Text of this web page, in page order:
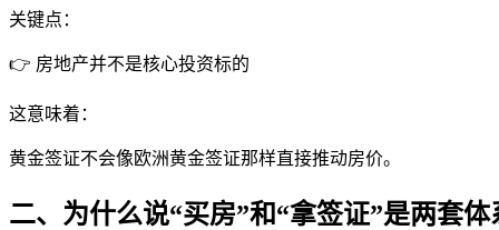
关键点：
👉 房地产并不是核心投资标的
这意味着：
黄金签证不会像欧洲黄金签证那样直接推动房价。
二、为什么说“买房”和“拿签证”是两套体